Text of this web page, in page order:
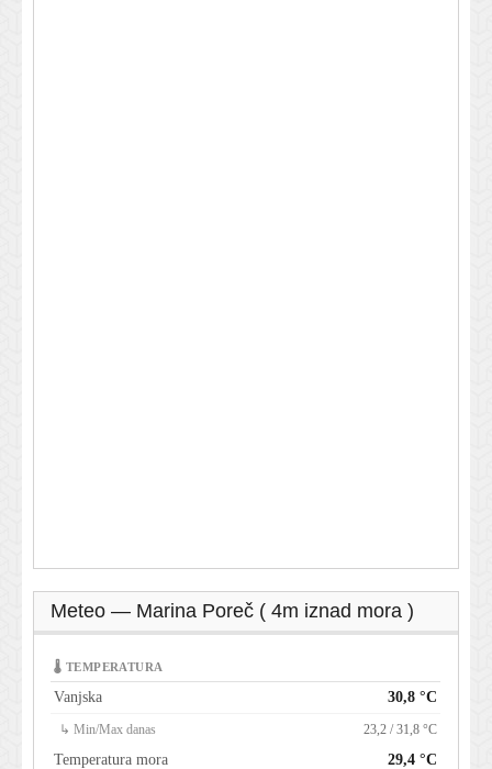
Meteo — Marina Poreč ( 4m iznad mora )
🌡 TEMPERATURA
Vanjska 30,8 °C
↳ Min/Max danas 23,2 / 31,8 °C
Temperatura mora 29,4 °C